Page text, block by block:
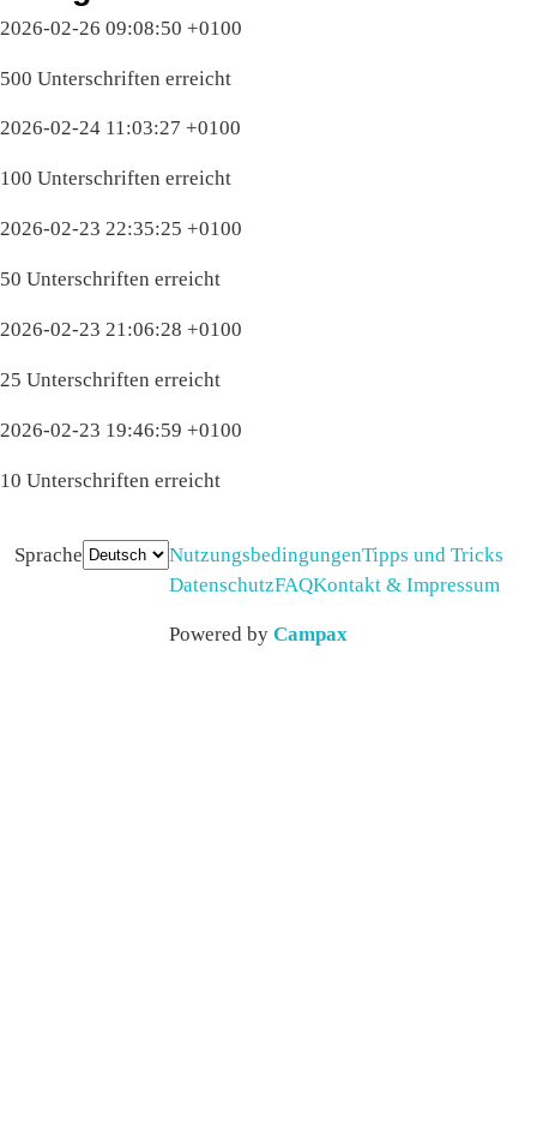
2026-02-26 09:08:50 +0100
500 Unterschriften erreicht
2026-02-24 11:03:27 +0100
100 Unterschriften erreicht
2026-02-23 22:35:25 +0100
50 Unterschriften erreicht
2026-02-23 21:06:28 +0100
25 Unterschriften erreicht
2026-02-23 19:46:59 +0100
10 Unterschriften erreicht
Sprache NutzungsbedingungenTipps und Tricks
DatenschutzFAQKontakt & Impressum
Powered by Campax